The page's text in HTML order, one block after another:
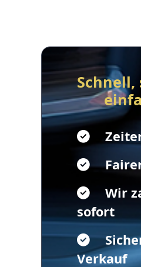
Schnell,
Wir
sofort
Verkauf